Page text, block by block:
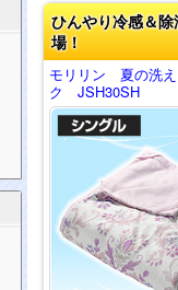
ひんやり冷感＆
場！
モリリン 夏の洗
ク JSH30SH